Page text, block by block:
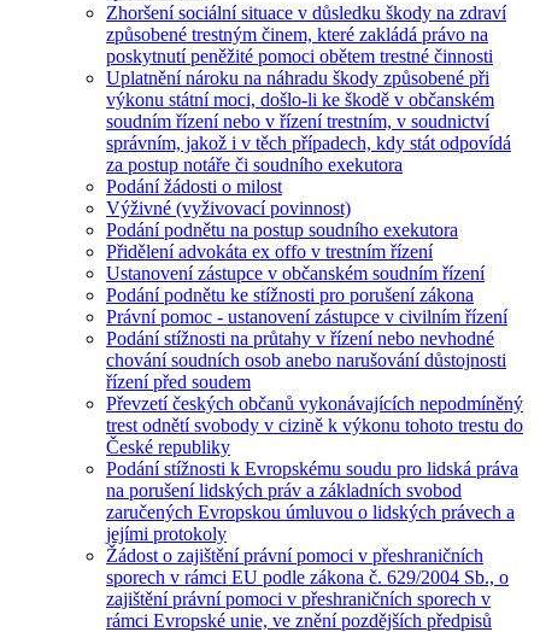
Zhoršení sociální situace v důsledku škody na zdraví
způsobené trestným činem, které zakládá právo na
poskytnutí peněžité pomoci obětem trestné činnosti
Uplatnění nároku na náhradu škody způsobené při
výkonu státní moci, došlo-li ke škodě v občanském
soudním řízení nebo v řízení trestním, v soudnictví
správním, jakož i v těch případech, kdy stát odpovídá
za postup notáře či soudního exekutora
Podání žádosti o milost
Výživné (vyživovací povinnost)
Podání podnětu na postup soudního exekutora
Přidělení advokáta ex offo v trestním řízení
Ustanovení zástupce v občanském soudním řízení
Podání podnětu ke stížnosti pro porušení zákona
Právní pomoc - ustanovení zástupce v civilním řízení
Podání stížnosti na průtahy v řízení nebo nevhodné
chování soudních osob anebo narušování důstojnosti
řízení před soudem
Převzetí českých občanů vykonávajících nepodmíněný
trest odnětí svobody v cizině k výkonu tohoto trestu do
České republiky
Podání stížnosti k Evropskému soudu pro lidská práva
na porušení lidských práv a základních svobod
zaručených Evropskou úmluvou o lidských právech a
jejími protokoly
Žádost o zajištění právní pomoci v přeshraničních
sporech v rámci EU podle zákona č. 629/2004 Sb., o
zajištění právní pomoci v přeshraničních sporech v
rámci Evropské unie, ve znění pozdějších předpisů